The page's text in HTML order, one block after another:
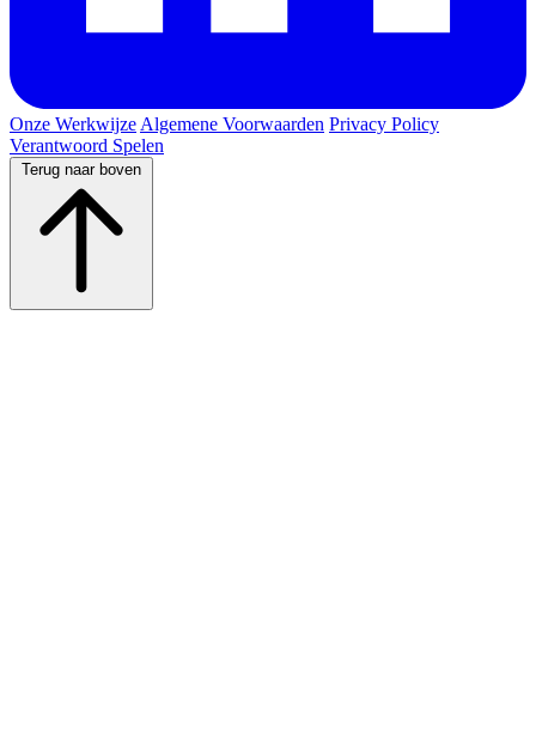
Onze Werkwijze Algemene Voorwaarden Privacy Policy
Verantwoord Spelen
Terug naar boven